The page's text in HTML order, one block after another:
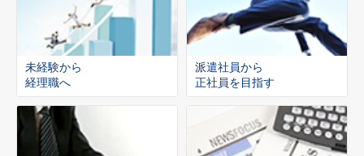
未経験から
経理職へ
派遣社員から
正社員を目指す